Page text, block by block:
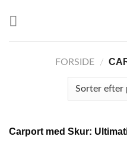
FORSIDE /
Carport med Skur: